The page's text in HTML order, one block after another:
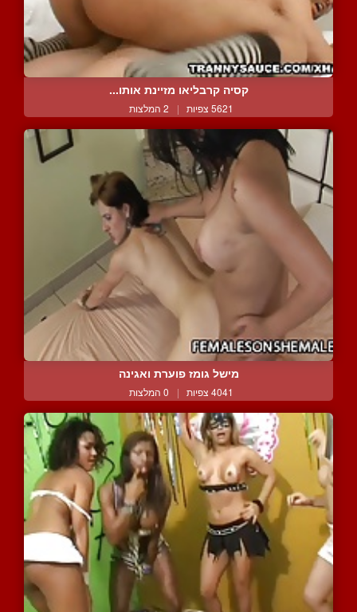
קסיה קרבליאו מזיינת אותו...
5621 צפיות | 2 המלצות
מישל גומז פוערת ואגינה
4041 צפיות | 0 המלצות